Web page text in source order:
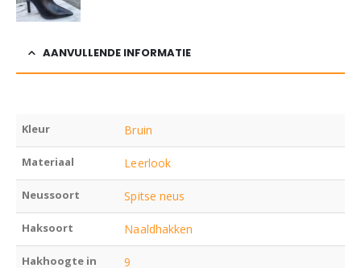
AANVULLENDE INFORMATIE
Kleur Bruin
Materiaal Leerlook
Neussoort Spitse neus
Haksoort Naaldhakken
Hakhoogte in
9